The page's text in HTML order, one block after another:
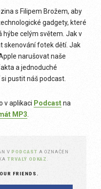
s Filipem Brožem, aby
gadgety, které
hýbe celým světem. Jak v
skenování fotek dětí. Jak
narušovat naše
a jednoduché
pustit náš podcast.
v aplikaci Podcastna
MP3
V PODCAST A OZNAČEN
TRVALÝ ODKAZ
FRIENDS.